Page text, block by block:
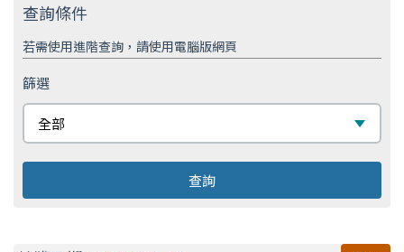
查詢條件
若需使用進階查詢，請使用電腦版網頁
篩選
全部
查詢